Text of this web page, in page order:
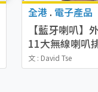
全港 . 電子產品
【藍牙喇叭】
11大無線喇叭
推介/最平$400
文 : David Tse